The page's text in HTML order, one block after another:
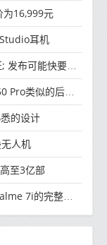
为16,999元
耳机
可能快要结束了
类似的后部设计
的设计
人机
至3亿部
规格并导致泄漏